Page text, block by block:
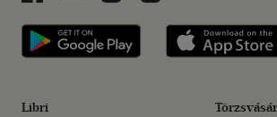
Libri applikáció
Libri